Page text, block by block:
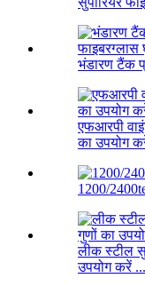
भंडारण टैंक
एफआरपी
का उपयोग
1200/
लीक स्टील
उपयोग करें ...